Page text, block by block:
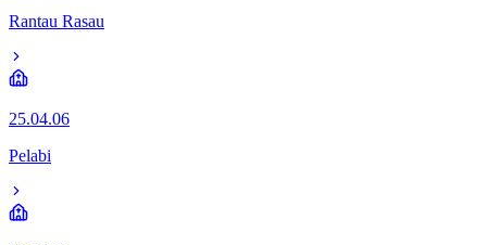
Rantau Rasau
25.04.06
Pelabi